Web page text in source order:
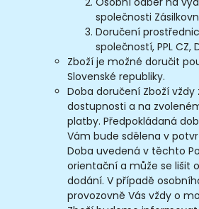
společnosti
Doručení
společností, PPL CZ,
Zboží je možné doručit
Slovenské republiky.
Doba doručení Zboží vždy
dostupnosti a na
platby. Předpokládaná
Vám bude sdělena v
Doba uvedená v těchto
orientační a může se lišit
dodání. V případě
provozovně Vás vždy o